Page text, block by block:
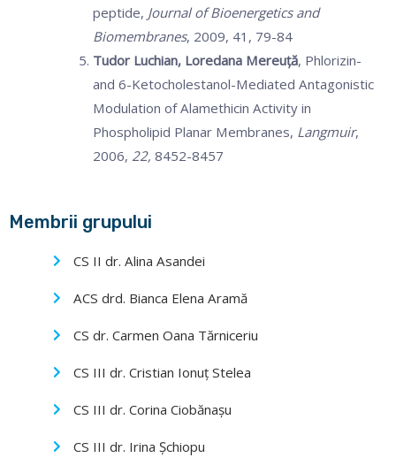
peptide, Journal of Bioenergetics and
Biomembranes, 2009, 41, 79-84
Tudor Luchian, Loredana Mereuţă, Phlorizin-
and 6-Ketocholestanol-Mediated Antagonistic
Modulation of Alamethicin Activity in
Phospholipid Planar Membranes, Langmuir,
2006, 22,8452-8457
Membrii grupului
CS II dr. Alina Asandei
ACS drd. Bianca Elena Aramă
CS dr. Carmen Oana Tărniceriu
CS III dr. Cristian Ionuț Stelea
CS III dr. Corina Ciobănașu
CS III dr. Irina Şchiopu